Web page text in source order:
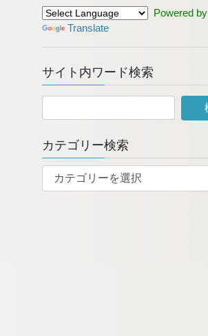
Powered by
Translate
サイト内ワード検索
カテゴリー検索
テ